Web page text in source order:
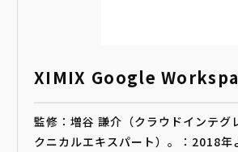
XIMIX Google
監修：増谷 謙介（クラウドインテグ
クニカルエキスパート）。：2018